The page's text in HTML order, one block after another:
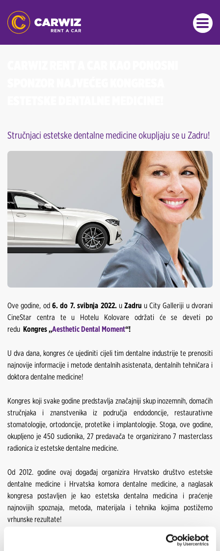
Stručnjaci estetske dentalne medicine okupljaju se u Zadru!
Ove godine, od6. do 7. svibnja 2022.uZadru u City Galleriji u dvorani
CineStar centra te u Hotelu Kolovare održati će se deveti po
redu Kongres „Aesthetic Dental Moment“!
U dva dana, kongres će ujediniti cijeli tim dentalne industrije te prenositi
najnovije informacije i metode dentalnih asistenata, dentalnih tehničara i
doktora dentalne medicine!
Kongres koji svake godine predstavlja značajniji skup inozemnih, domaćih
stručnjaka i znanstvenika iz područja endodoncije, restaurativne
stomatologije, ortodoncije, protetike i implantologije. Stoga, ove godine,
okupljeno je 450 sudionika, 27 predavača te organizirano 7 masterclass
radionica iz estetske dentalne medicine.
Od 2012. godine ovaj događaj organizira Hrvatsko društvo estetske
dentalne medicine i Hrvatska komora dentalne medicine, a naglasak
kongresa postavljen je kao estetska dentalna medicina i praćenje
najnovijih spoznaja, metoda, materijala i tehnika kojima postižemo
vrhunske rezultate!
CARWIZ rent a car odnedavno je otvorio novu poslovnicu u Zračnoj luci u